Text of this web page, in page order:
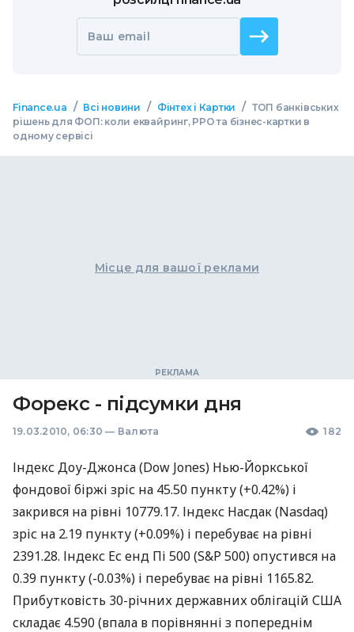
Ваш email
Finance.ua / Всі новини / Фінтех і Картки / ТОП банківських
рішень для ФОП: коли еквайринг, РРО та бізнес-картки в
одному сервісі
Місце для вашої реклами
Форекс - підсумки дня
19.03.2010, 06:30 — Валюта 182
Індекс Доу-Джонса (Dow Jones) Нью-Йоркської
фондової біржі зріс на 45.50 пункту (+0.42%) і
закрився на рівні 10779.17. Індекс Насдак (Nasdaq)
зріс на 2.19 пункту (+0.09%) і перебуває на рівні
2391.28. Індекс Ес енд Пі 500 (S&P 500) опустився на
0.39 пункту (-0.03%) і перебуває на рівні 1165.82.
Прибутковість 30-річних державних облігацій США
складає 4.590 (впала в порівнянні з попереднім